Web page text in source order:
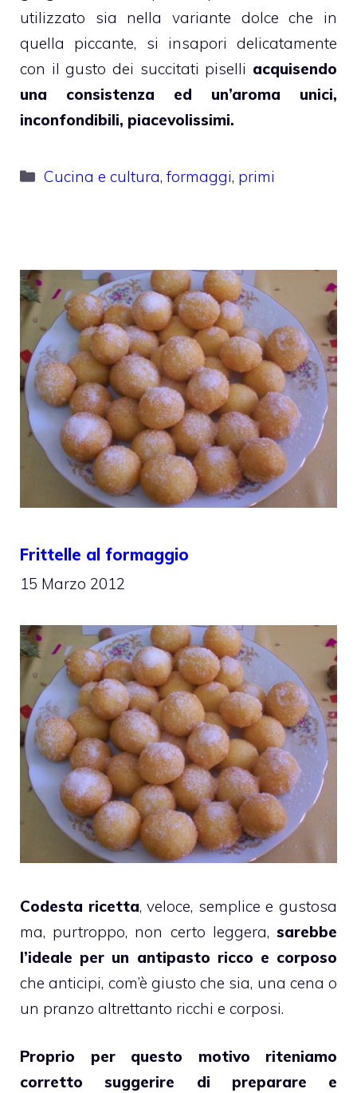
utilizzato sia nella variante dolce che in
quella piccante, si insapori delicatamente
con il gusto dei succitati piselli acquisendo
una consistenza ed un’aroma unici,
inconfondibili, piacevolissimi.
Categorie
Cucina e cultura,formaggi, primi
Frittelle al formaggio
15 Marzo 2012
Codesta ricetta, veloce, semplice e gustosa
ma, purtroppo, non certo leggera, sarebbe
l’ideale per un antipasto ricco e corposo
che anticipi, com’è giusto che sia, una cena o
un pranzo altrettanto ricchi e corposi.
Proprio per questo motivo riteniamo
corretto suggerire di preparare e